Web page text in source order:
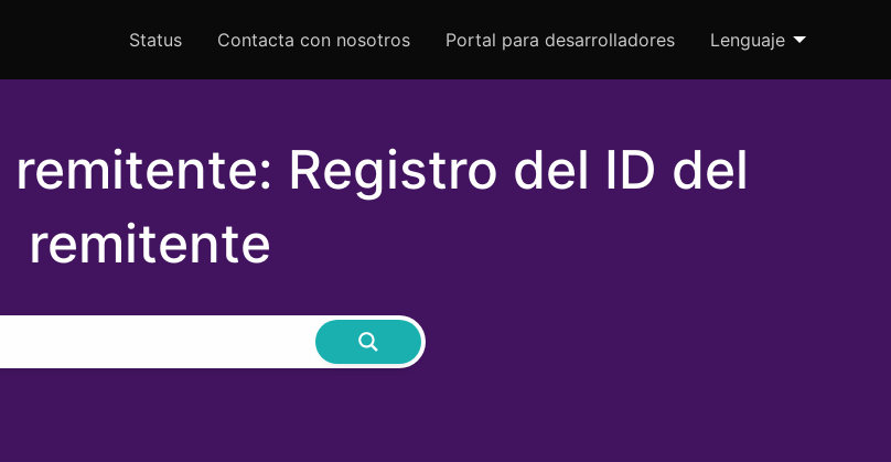
Status Contacta con nosotros Portal para desarrolladores Lenguaje
Registro del ID del
remitente